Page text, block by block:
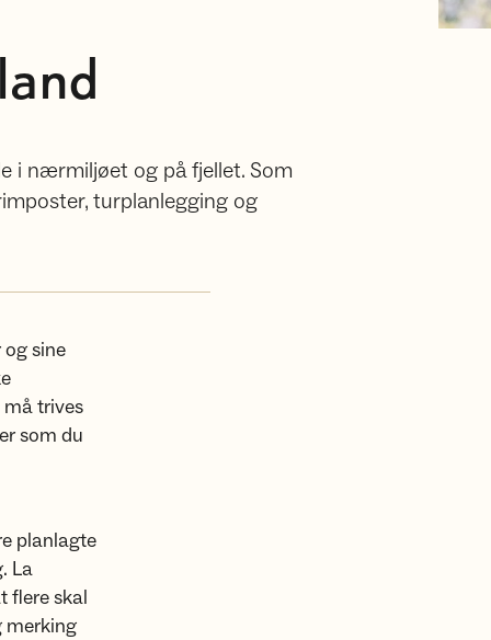
i nærmiljøet og på fjellet. Som
turplanlegging og
sine
trives
som du
planlagte
La
flere skal
merking